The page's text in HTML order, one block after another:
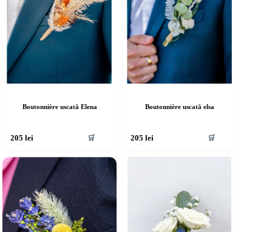
Boutonnière uscată Elena
205lei 🛒
Boutonnière uscată elsa
205lei 🛒